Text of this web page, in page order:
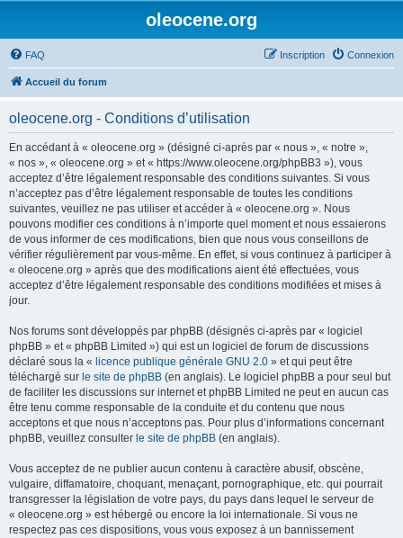
oleocene.org
FAQ Connexion
Inscription
Accueil du forum
oleocene.org - Conditions d’utilisation
En accédant à « oleocene.org » (désigné ci-après par « nous », « notre »,
« nos », « oleocene.org » et « https://www.oleocene.org/phpBB3 »), vous
acceptez d’être légalement responsable des conditions suivantes. Si vous
n’acceptez pas d’être légalement responsable de toutes les conditions
suivantes, veuillez ne pas utiliser et accéder à « oleocene.org ». Nous
pouvons modifier ces conditions à n’importe quel moment et nous essaierons
de vous informer de ces modifications, bien que nous vous conseillons de
vérifier régulièrement par vous-même. En effet, si vous continuez à participer à
« oleocene.org » après que des modifications aient été effectuées, vous
acceptez d’être légalement responsable des conditions modifiées et mises à
jour.
Nos forums sont développés par phpBB (désignés ci-après par « logiciel
phpBB » et « phpBB Limited ») qui est un logiciel de forum de discussions
déclaré sous la « licence publique générale GNU 2.0 » et qui peut être
téléchargé sur le site de phpBB (en anglais). Le logiciel phpBB a pour seul but
de faciliter les discussions sur internet et phpBB Limited ne peut en aucun cas
être tenu comme responsable de la conduite et du contenu que nous
acceptons et que nous n’acceptons pas. Pour plus d’informations concernant
phpBB, veuillez consulter le site de phpBB (en anglais).
Vous acceptez de ne publier aucun contenu à caractère abusif, obscène,
vulgaire, diffamatoire, choquant, menaçant, pornographique, etc. qui pourrait
transgresser la législation de votre pays, du pays dans lequel le serveur de
« oleocene.org » est hébergé ou encore la loi internationale. Si vous ne
respectez pas ces dispositions, vous vous exposez à un bannissement